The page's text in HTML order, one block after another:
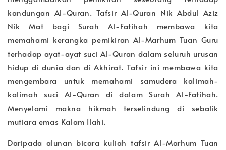
kandungan Al-Quran. Tafsir Al-Quran Nik Abdul Aziz
Nik Mat bagi Surah Al-Fatihah membawa kita
memahami kerangka pemikiran Al-Marhum Tuan Guru
terhadap ayat-ayat suci Al-Quran dalam seluruh urusan
hidup di dunia dan di Akhirat. Tafsir ini membawa kita
mengembara untuk memahami samudera kalimah-
kalimah suci Al-Quran di dalam Surah Al-Fatihah.
Menyelami makna hikmah terselindung di sebalik
mutiara emas Kalam Ilahi.
Daripada alunan bicara kuliah tafsir Al-Marhum Tuan